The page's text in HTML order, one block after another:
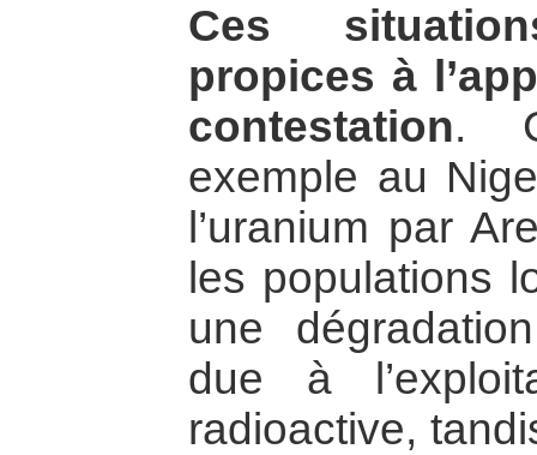
Ces
propices à
contestation.
exemple au
l’uranium par
les populations
une
due à
radioactive,